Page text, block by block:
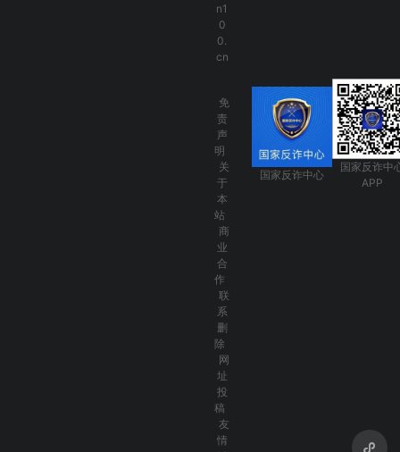
n1
0
0.
cn
免
责
声
明
关
于
本
站
商
业
合
作
联
系
删
除
网
址
投
稿
友
情
国家反诈中心
国家反诈中
APP